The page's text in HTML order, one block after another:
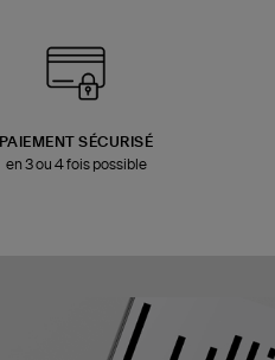
PAIEMENT SÉCURISÉ
en 3 ou 4 fois possible